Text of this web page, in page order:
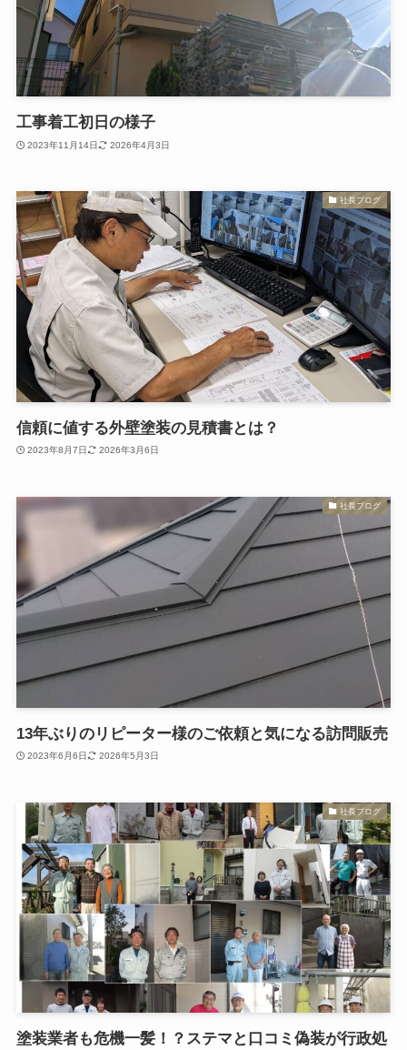
工事着工初日の様子
2023年11月14日 2026年4月3日
社長ブログ
信頼に値する外壁塗装の見積書とは？
2023年8月7日 2026年3月6日
社長ブログ
13年ぶりのリピーター様のご依頼と気になる訪問販売
2023年6月6日 2026年5月3日
社長ブログ
塗装業者も危機一髪！？ステマと口コミ偽装が行政処